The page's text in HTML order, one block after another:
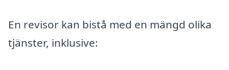
En revisor kan bistå med en mängd olika
tjänster, inklusive: